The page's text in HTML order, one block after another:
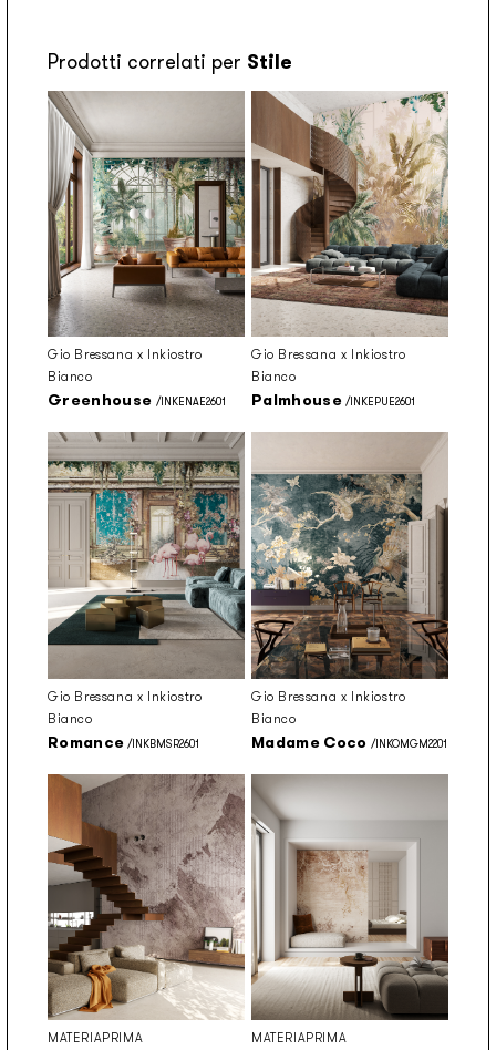
Prodotti correlati per Stile
Gio Bressana x Inkiostro
Bianco
Greenhouse /INKENAE2601
Gio Bressana x Inkiostro
Bianco
Palmhouse /INKEPUE2601
Gio Bressana x Inkiostro
Bianco
Romance /INKBMSR2601
Gio Bressana x Inkiostro
Bianco
Madame Coco /INKOMGM2201
MATERIAPRIMA MATERIAPRIMA